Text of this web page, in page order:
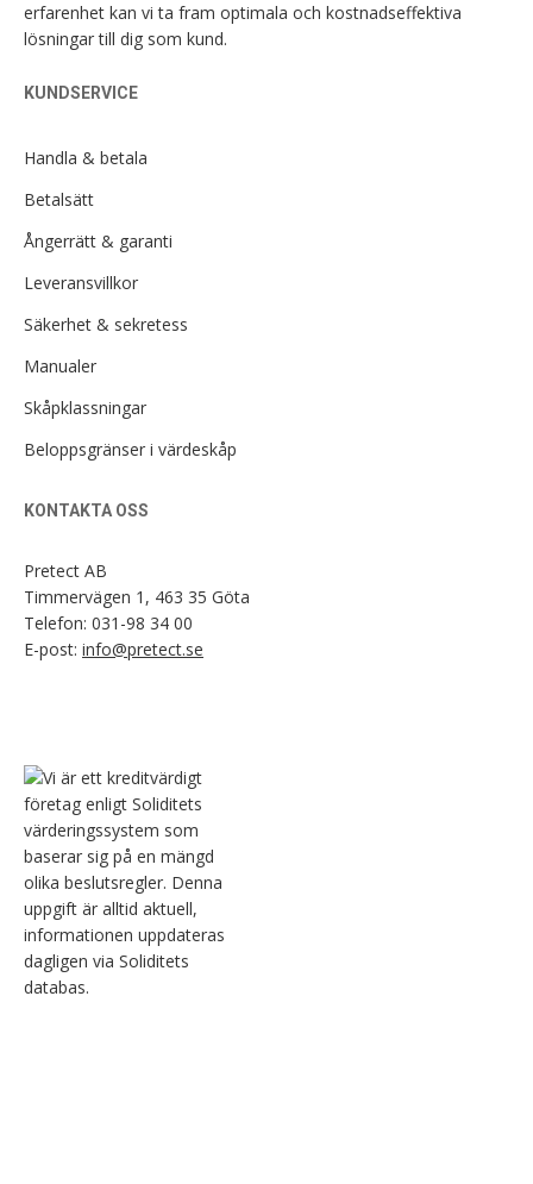
erfarenhet kan vi ta fram optimala och kostnadseffektiva
lösningar till dig som kund.
KUNDSERVICE
Handla & betala
Betalsätt
Ångerrätt & garanti
Leveransvillkor
Säkerhet & sekretess
Manualer
Skåpklassningar
Beloppsgränser i värdeskåp
KONTAKTA OSS
Pretect AB
Timmervägen 1, 463 35 Göta
Telefon: 031-98 34 00
E-post: info@pretect.se